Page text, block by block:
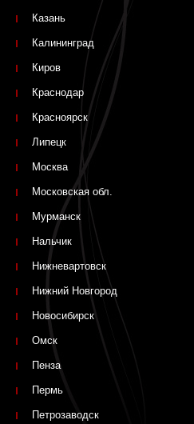
Казань
Калининград
Киров
Краснодар
Красноярск
Липецк
Москва
Московская обл.
Мурманск
Нальчик
Нижневартовск
Нижний Новгород
Новосибирск
Омск
Пенза
Пермь
Петрозаводск